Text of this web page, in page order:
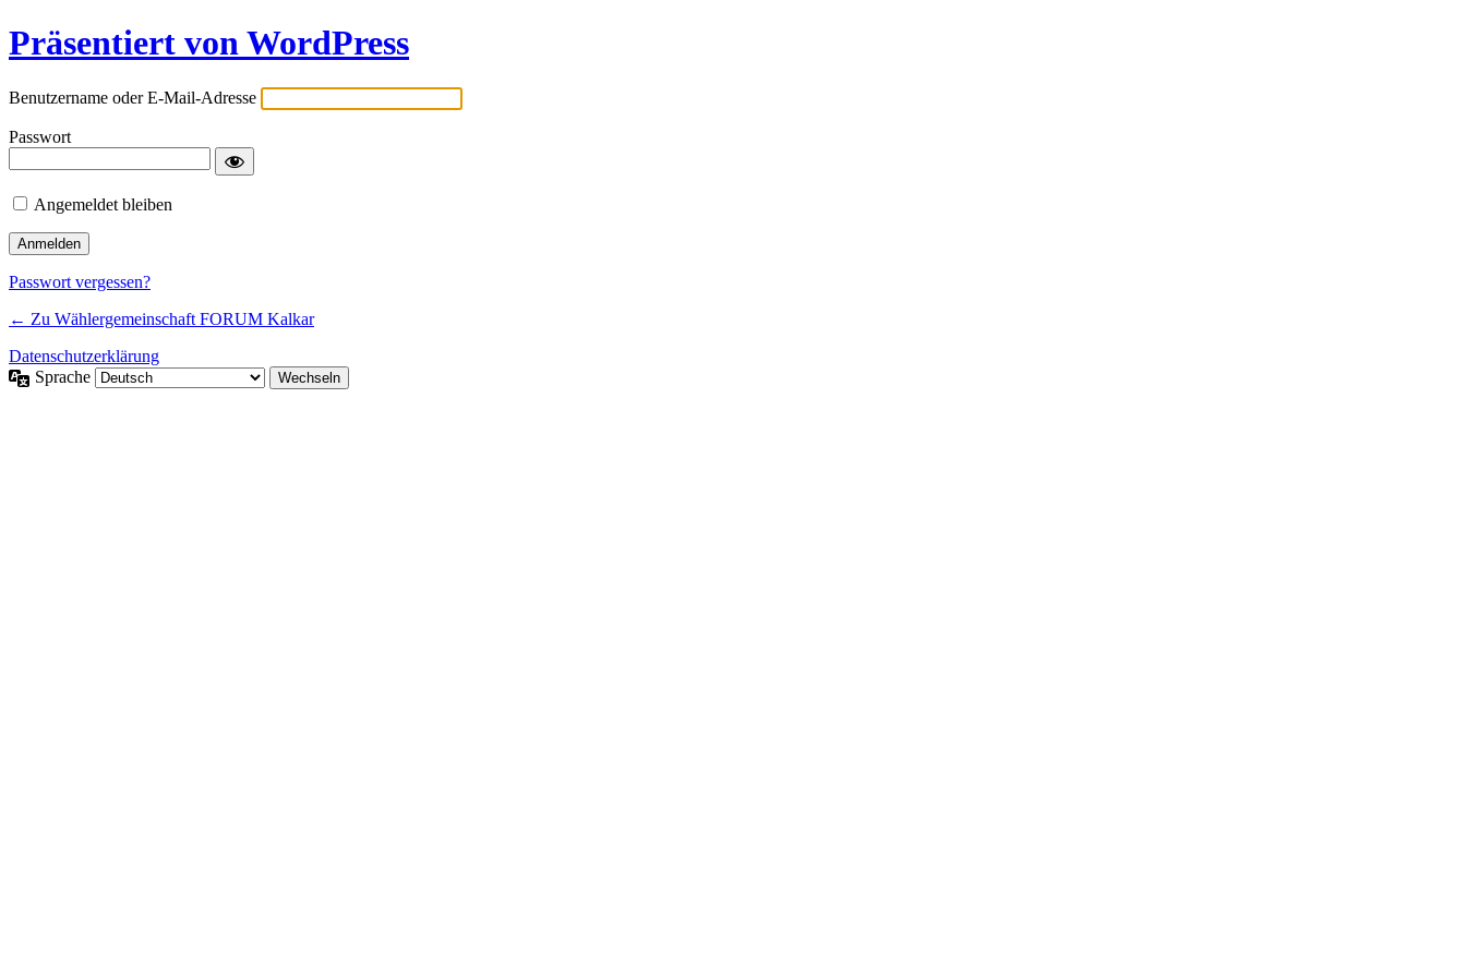
Präsentiert von WordPress
Benutzername oder E-Mail-Adresse
Passwort
Angemeldet bleiben
Passwort vergessen?
← Zu Wählergemeinschaft FORUM Kalkar
Datenschutzerklärung
Sprache